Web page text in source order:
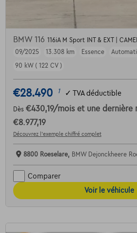
BMW 116 116iA M Sport INT & EXT |
09/2025
13.308 km Essence
90 kW ( 122 CV )
€28.490 1 ✓ TVA déductible
Dès €430,19/mois et une dernière
€8.977,19
Découvrez l’exemple chiffré complet
8800 Roeselare, BMW Dejonckheere
Comparer
Voir le véhicule